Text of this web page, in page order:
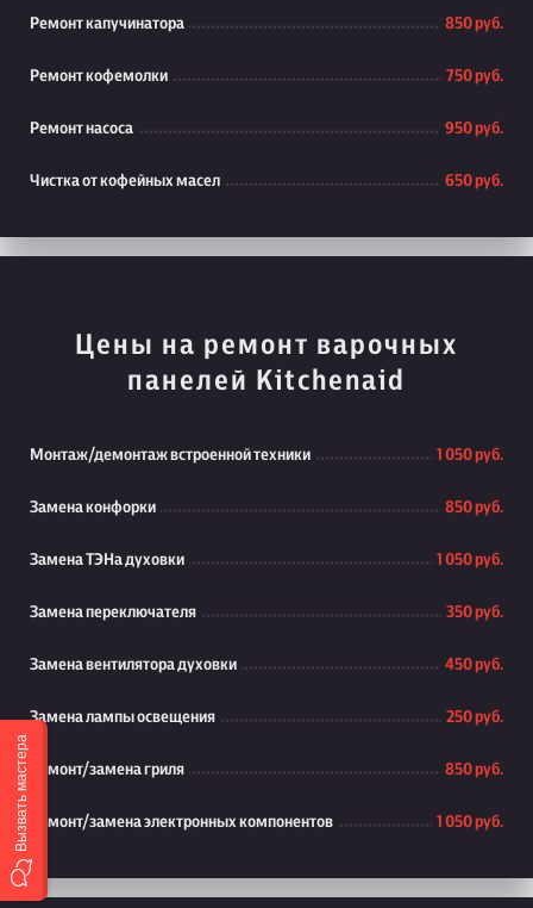
Ремонт капучинатора 850 руб.
Ремонт кофемолки 750 руб.
Ремонт насоса 950 руб.
Чистка от кофейных масел 650 руб.
Цены на ремонт варочных
панелей Kitchenaid
Монтаж/демонтаж встроенной техники 1 050 руб.
Замена конфорки 850 руб.
Замена ТЭНа духовки 1 050 руб.
Замена переключателя 350 руб.
Замена вентилятора духовки 450 руб.
Замена лампы освещения 250 руб.
Ремонт/замена гриля 850 руб.
Ремонт/замена электронных компонентов 1 050 руб.
Вызвать мастера